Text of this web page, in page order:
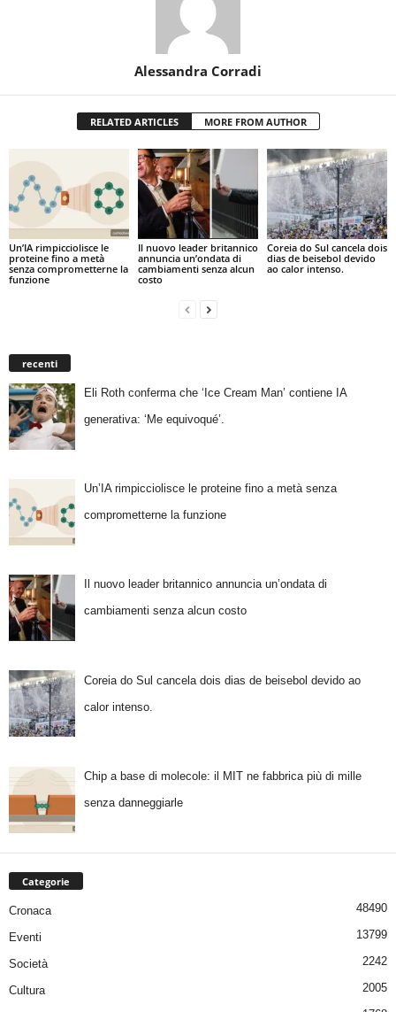
Alessandra Corradi
RELATED ARTICLES MORE FROM AUTHOR
Un’IA rimpicciolisce le
proteine fino a metà
senza comprometterne la
funzione
Il nuovo leader britannico
annuncia un’ondata di
cambiamenti senza alcun
costo
Coreia do Sul cancela dois
dias de beisebol devido
ao calor intenso.
recenti
Eli Roth conferma che ‘Ice Cream Man’ contiene IA
generativa: ‘Me equivoqué’.
Un’IA rimpicciolisce le proteine fino a metà senza
comprometterne la funzione
Il nuovo leader britannico annuncia un’ondata di
cambiamenti senza alcun costo
Coreia do Sul cancela dois dias de beisebol devido ao
calor intenso.
Chip a base di molecole: il MIT ne fabbrica più di mille
senza danneggiarle
Categorie
Cronaca 48490
Eventi 13799
Società 2242
Cultura 2005